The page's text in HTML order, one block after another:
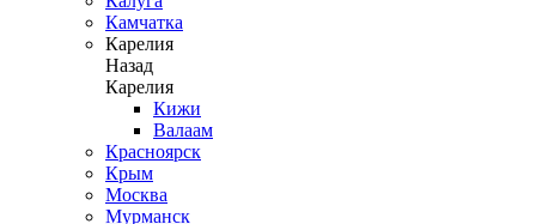
Камчатка
Карелия
Назад
Карелия
Кижи
Валаам
Красноярск
Крым
Москва
Мурманск